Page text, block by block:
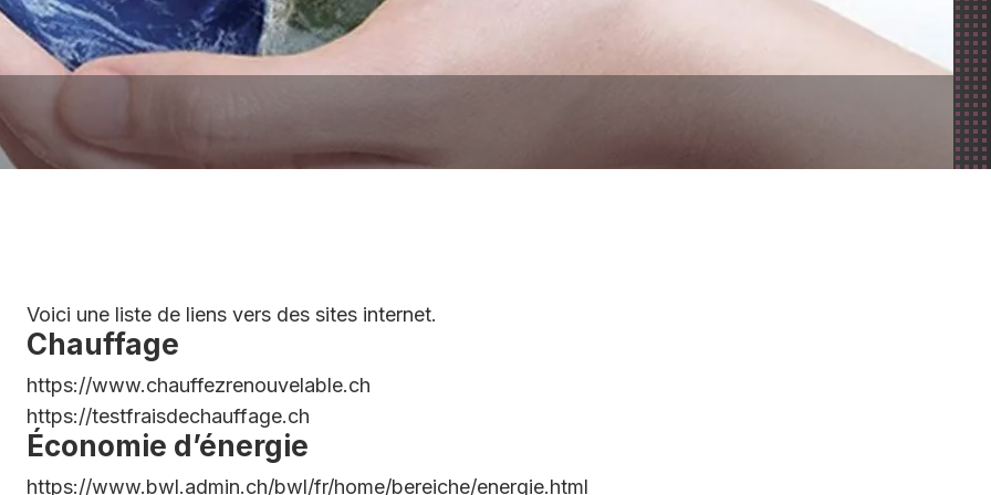
publics
haies et
des parcelles
Boîte d’échange entre
à domicile
Seniors
Croix-Rouge
Infrastructures
communales
pour la
de la mairie
(cartes
2023
Voici une liste de liens vers des sites internet.
Chauffage
https://www.chauffezrenouvelable.ch
https://testfraisdechauffage.ch
Économie d’énergie
https://www.bwl.admin.ch/bwl/fr/home/bereiche/energie.html